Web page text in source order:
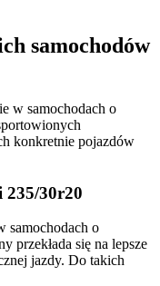
samochodów
w samochodach o
konkretnie pojazdów
235/30r20
samochodach o
przekłada się na lepsze
jazdy. Do takich